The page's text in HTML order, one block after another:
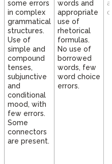
some errors
in complex
grammatical
structures.
Use of
simple and
compound
tenses,
subjunctive
and
conditional
mood, with
few errors.
Some
connectors
are present.
words and
appropriate
use of
rhetorical
formulas.
No use of
borrowed
words, few
word choice
errors.